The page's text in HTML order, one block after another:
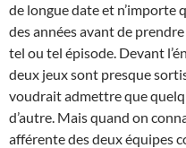
de longue date et n’importe
des années avant de
tel ou tel épisode. Devant
deux jeux sont presque
voudrait admettre que
d’autre. Mais quand on
afférente des deux équipes